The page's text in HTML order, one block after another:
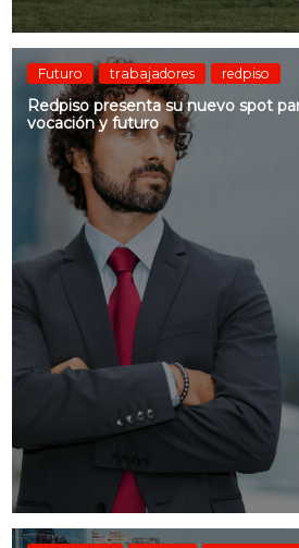
Futuro trabajadores redpiso
Redpiso presenta su nuevo spot
vocación y futuro